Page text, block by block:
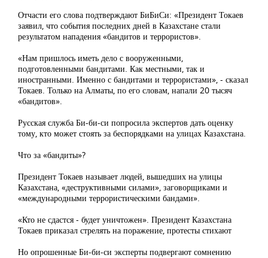
Отчасти его слова подтверждают БиБиСи: «Президент Токаев
заявил, что события последних дней в Казахстане стали
результатом нападения «бандитов и террористов».
«Нам пришлось иметь дело с вооруженными,
подготовленными бандитами. Как местными, так и
иностранными. Именно с бандитами и террористами», - сказал
Токаев. Только на Алматы, по его словам, напали 20 тысяч
«бандитов».
Русская служба Би-би-си попросила экспертов дать оценку
тому, кто может стоять за беспорядками на улицах Казахстана.
Что за «бандиты»?
Президент Токаев называет людей, вышедших на улицы
Казахстана, «деструктивными силами», заговорщиками и
«международными террористическими бандами».
«Кто не сдастся - будет уничтожен». Президент Казахстана
Токаев приказал стрелять на поражение, протесты стихают
Но опрошенные Би-би-си эксперты подвергают сомнению